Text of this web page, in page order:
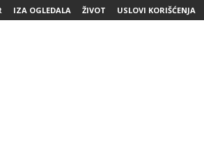
IZA OGLEDALA ŽIVOT USLOVI KORIŠĆENJA